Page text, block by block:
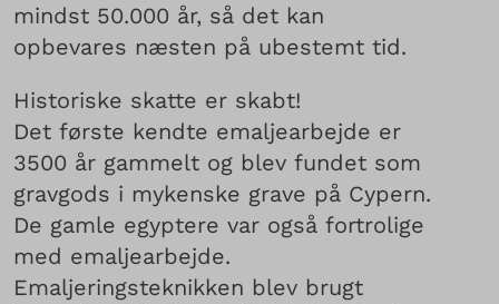
mindst 50.000 år, så det kan
opbevares næsten på ubestemt tid.
Historiske skatte er skabt!
Det første kendte emaljearbejde er
3500 år gammelt og blev fundet som
gravgods i mykenske grave på Cypern.
De gamle egyptere var også fortrolige
med emaljearbejde.
Emaljeringsteknikken blev brugt